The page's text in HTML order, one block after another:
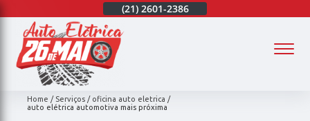
(21) 2601-2386
Home Serviços
oficina auto eletrica
auto elétrica automotiva mais próxima